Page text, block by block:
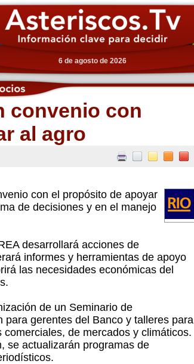
6 de agosto de 2026
convenio con
al agro
con el propósito de apoyar
de decisiones y en el manejo
desarrollará acciones de
informes y herramientas de apoyo
las necesidades económicas del
de un Seminario de
gerentes del Banco y talleres para
de mercados y climáticos.
se actualizarán programas de